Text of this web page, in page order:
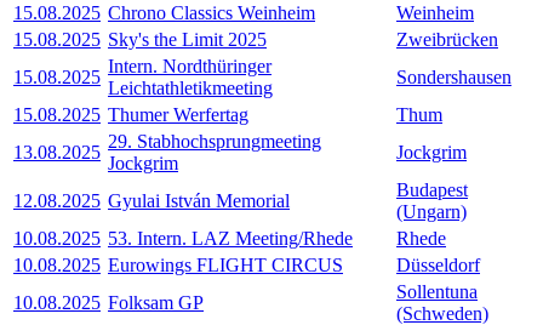
15.08.2025 Chrono Classics Weinheim
Weinheim
15.08.2025 Sky's the Limit 2025
Zweibrücken
15.08.2025
Intern. Nordthüringer
Leichtathletikmeeting
Sondershausen
15.08.2025 Thumer Werfertag
Thum
13.08.2025
29. Stabhochsprungmeeting
Jockgrim
Jockgrim
12.08.2025 Gyulai István Memorial
Budapest
(Ungarn)
10.08.2025 53. Intern. LAZ Meeting/Rhede
Rhede
10.08.2025 Eurowings FLIGHT CIRCUS
Düsseldorf
10.08.2025 Folksam GP
Sollentuna
(Schweden)